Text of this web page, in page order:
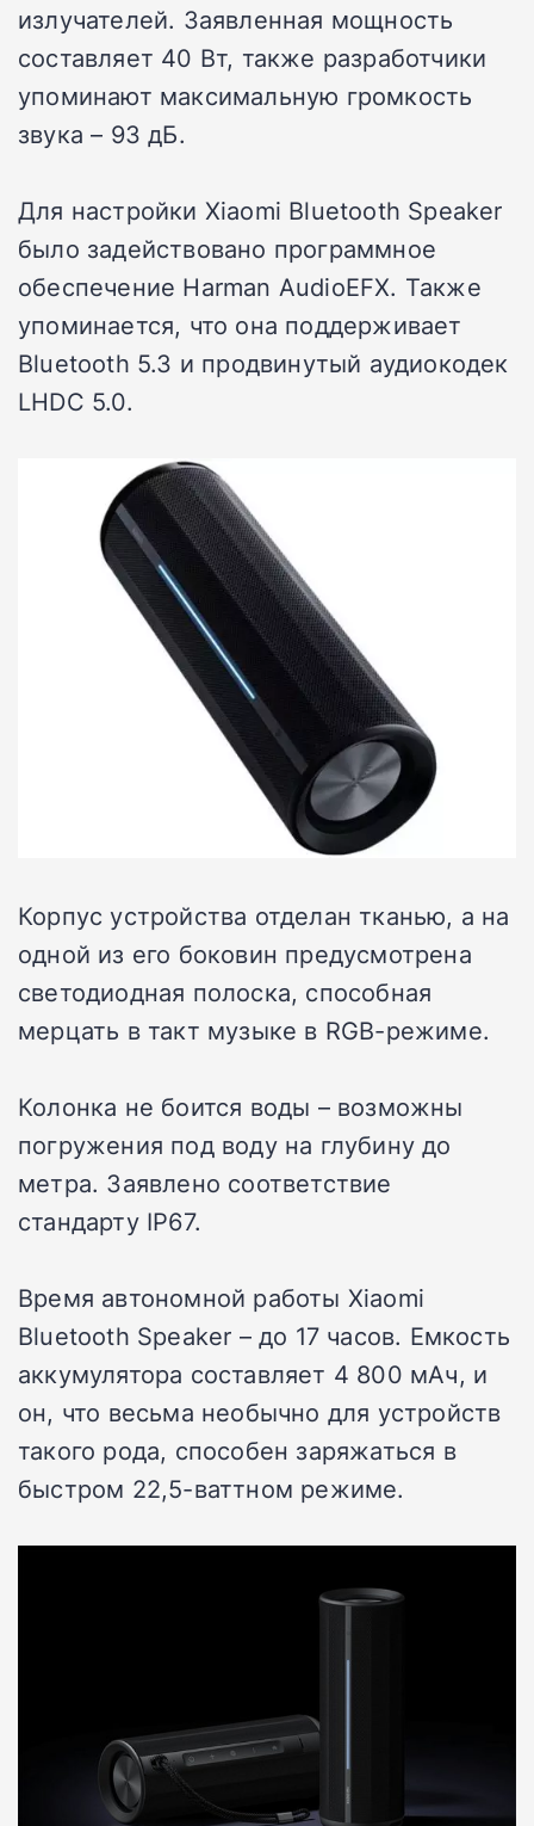
излучателей. Заявленная мощность
составляет 40 Вт, также разработчики
упоминают максимальную громкость
звука – 93 дБ.
Для настройки Xiaomi Bluetooth Speaker
было задействовано программное
обеспечение Harman AudioEFX. Также
упоминается, что она поддерживает
Bluetooth 5.3 и продвинутый аудиокодек
LHDC 5.0.
Корпус устройства отделан тканью, а на
одной из его боковин предусмотрена
светодиодная полоска, способная
мерцать в такт музыке в RGB-режиме.
Колонка не боится воды – возможны
погружения под воду на глубину до
метра. Заявлено соответствие
стандарту IP67.
Время автономной работы Xiaomi
Bluetooth Speaker – до 17 часов. Емкость
аккумулятора составляет 4 800 мАч, и
он, что весьма необычно для устройств
такого рода, способен заряжаться в
быстром 22,5-ваттном режиме.